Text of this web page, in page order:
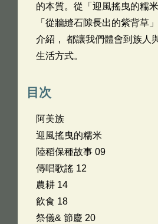
的本質。從「迎風搖曳的糯
「從牆縫石隙長出的紫背草
介紹， 都讓我們體會到族人
生活方式。
目次
阿美族
迎風搖曳的糯米
陸稻保種故事 09
傳唱歌謠 12
農耕 14
飲食 18
祭儀& 節慶 20